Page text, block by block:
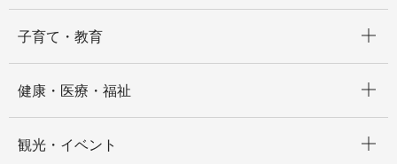
子育て・教育
健康・医療・福祉
観光・イベント